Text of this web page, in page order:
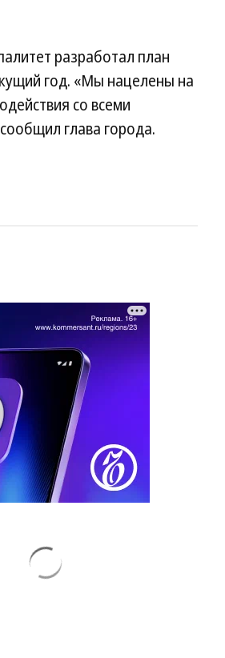
разработал план
год. «Мы нацелены на
со всеми
глава города.